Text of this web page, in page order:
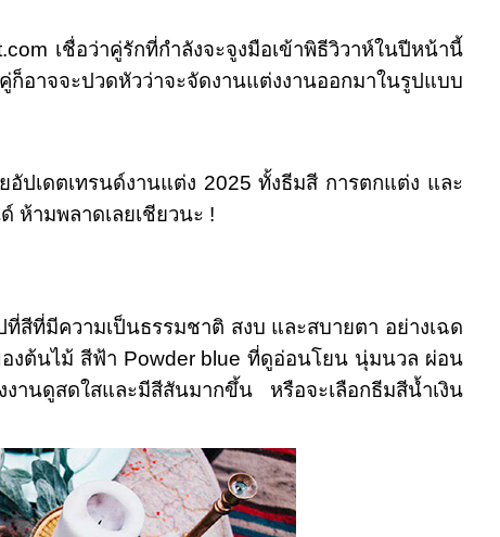
เชื่อว่าคู่รักที่กำลังจะจูงมือเข้าพิธีวิวาห์ในปีหน้านี้
อาจจะปวดหัวว่าจะจัดงานแต่งงานออกมาในรูปแบบ
เดตเทรนด์งานแต่ง 2025 ทั้งธีมสี การตกแต่ง และ
ห้ามพลาดเลยเชียวนะ !
ที่มีความเป็นธรรมชาติ สงบ และสบายตา อย่างเฉด
งต้นไม้ สีฟ้า Powder blue ที่ดูอ่อนโยน นุ่มนวล ผ่อน
นดูสดใสและมีสีสันมากขึ้น หรือจะเลือกธีมสีน้ำเงิน